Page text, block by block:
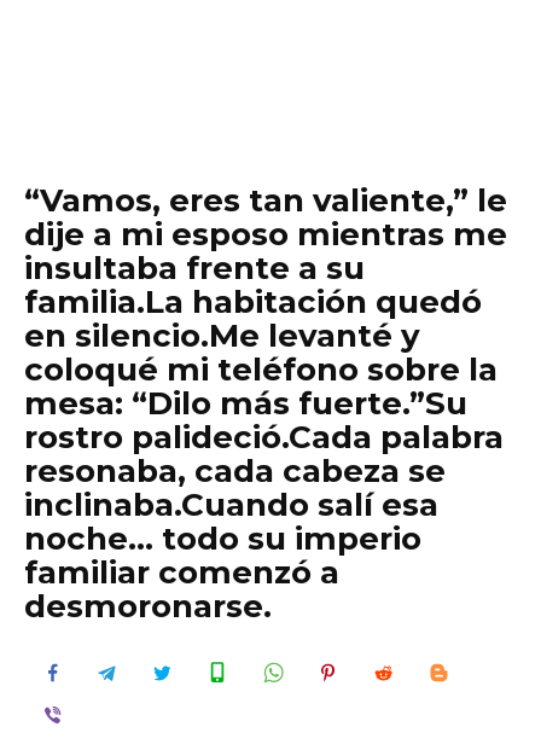
“Vamos, eres tan valiente,” le
dije a mi esposo mientras me
insultaba frente a su
familia.La habitación quedó
en silencio.Me levanté y
coloqué mi teléfono sobre la
mesa: “Dilo más fuerte.”Su
rostro palideció.Cada palabra
resonaba, cada cabeza se
inclinaba.Cuando salí esa
noche… todo su imperio
familiar comenzó a
desmoronarse.